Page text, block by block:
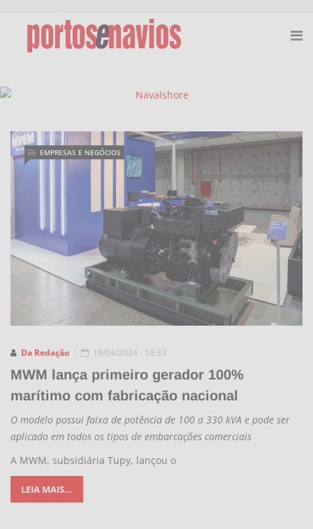
Da Redação
EMPRESAS E NEGÓCIOS
19/04/2024 - 10:33
MWM lança primeiro gerador 100%
marítimo com fabricação nacional
O modelo possui faixa de potência de 100 a 330 kVA e pode ser
aplicado em todos os tipos de embarcações comerciais
A MWM, subsidiária Tupy, lançou o
LEIA MAIS...